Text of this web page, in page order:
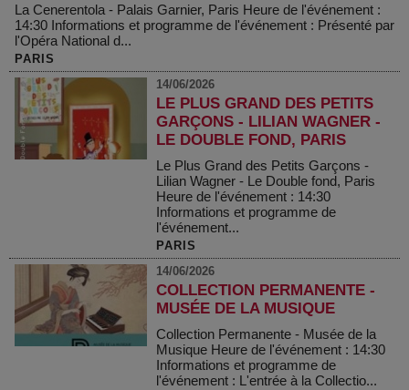
La Cenerentola - Palais Garnier, Paris Heure de l'événement :
14:30 Informations et programme de l'événement : Présenté par
l'Opéra National d...
PARIS
14/06/2026
LE PLUS GRAND DES PETITS
GARÇONS - LILIAN WAGNER -
LE DOUBLE FOND, PARIS
Le Plus Grand des Petits Garçons -
Lilian Wagner - Le Double fond, Paris
Heure de l'événement : 14:30
Informations et programme de
l'événement...
PARIS
14/06/2026
COLLECTION PERMANENTE -
MUSÉE DE LA MUSIQUE
Collection Permanente - Musée de la
Musique Heure de l'événement : 14:30
Informations et programme de
l'événement : L'entrée à la Collectio...